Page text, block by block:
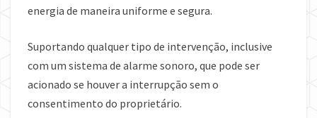
energia de maneira uniforme e segura.
Suportando qualquer tipo de intervenção, inclusive
com um sistema de alarme sonoro, que pode ser
acionado se houver a interrupção sem o
consentimento do proprietário.